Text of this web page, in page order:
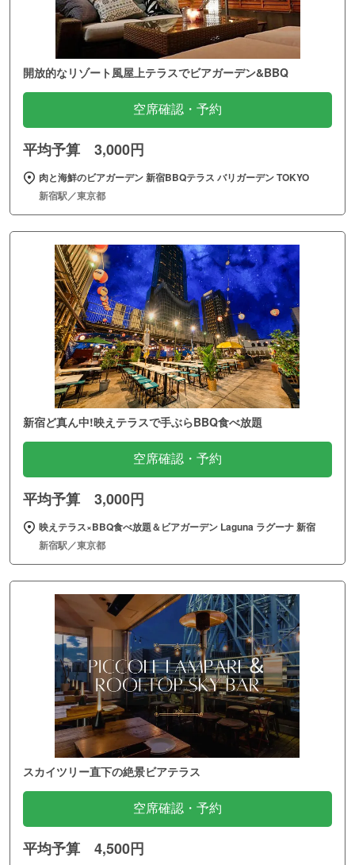
開放的なリゾート風屋上テラスでビアガーデン&BBQ
空席確認・予約
平均予算 3,000円
肉と海鮮のビアガーデン 新宿BBQテラス バリガーデン TOKYO
新宿駅／東京都
新宿ど真ん中!映えテラスで手ぶらBBQ食べ放題
空席確認・予約
平均予算 3,000円
映えテラス×BBQ食べ放題＆ビアガーデン Laguna ラグーナ 新宿
新宿駅／東京都
スカイツリー直下の絶景ビアテラス
空席確認・予約
平均予算 4,500円